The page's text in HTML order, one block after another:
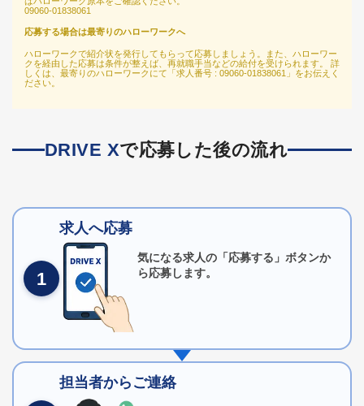
09060-01838061
応募する場合は最寄りのハローワークへ
ハローワークで紹介状を発行してもらって応募しましょう。また、ハローワー
クを経由した応募は条件が整えば、再就職手当などの給付を受けられます。 詳
しくは、最寄りのハローワークにて「求人番号 : 09060-01838061」をお伝えく
ださい。
DRIVE Xで応募した後の流れ
1
求人へ応募
気になる求人の「応募する」ボタンか
ら応募します。
担当者からご連絡